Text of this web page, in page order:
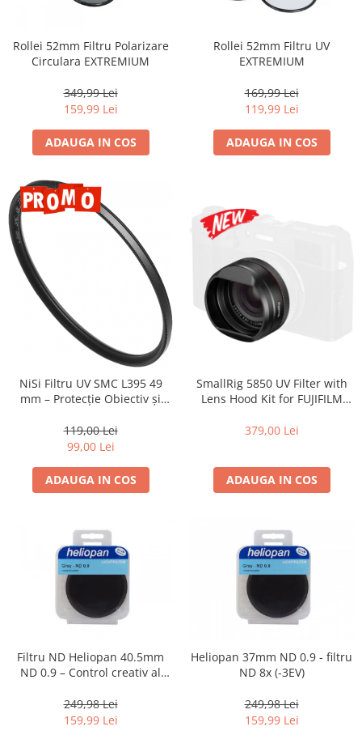
Teleconvertoare
Adaptoare montura / baioneta
Capace obiectiv si camera
Inele Macro
Filtre foto
Filtre tip Cokin
Filtre White Balance
Accesorii filtre
Convertoare pe filet foto video
Inele reductii obiective
Curatare si intretinere
Blitz-uri externe
Blitz-uri TTL - Dedicate
Blitz-uri circulare (Macro)
Cabluri TTL
Alimentare auxiliara blitz
Protectie patina apa, ploaie
Bounce-uri, Softbox-uri
Ring-Flash Adaptor
Huse protectie blitz extern
Accesorii Aparate Digitale
Rollei 52mm Filtru Polarizare
Circulara EXTREMIUM
349,99 Lei
159,99 Lei
ADAUGA IN COS
Rollei 52mm Filtru UV
EXTREMIUM
169,99 Lei
119,99 Lei
ADAUGA IN COS
NiSi Filtru UV SMC L395 49
mm – Protecție Obiectiv și
119,00 Lei
99,00 Lei
ADAUGA IN COS
SmallRig 5850 UV Filter with
Lens Hood Kit for FUJIFILM
379,00 Lei
ADAUGA IN COS
Filtru ND Heliopan 40.5mm
ND 0.9 – Control creativ al
249,98 Lei
159,99 Lei
Heliopan 37mm ND 0.9 - filtru
ND 8x (-3EV)
249,98 Lei
159,99 Lei